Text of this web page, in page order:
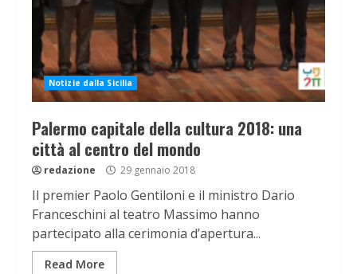
Notizie dalla Sicilia
Palermo capitale della cultura 2018: una
città al centro del mondo
redazione 29 gennaio 2018
Il premier Paolo Gentiloni e il ministro Dario
Franceschini al teatro Massimo hanno
partecipato alla cerimonia d’apertura...
Read More